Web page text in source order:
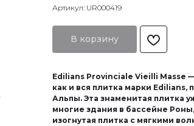
Артикул: UR000419
В корзину
Edilians Provinciale Vieilli Masse
как и вся плитка марки
Альпы. Эта знаменитая плитка
многие здания в бассейне
изогнутая плитка с мягкими